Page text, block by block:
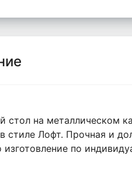
стол на металлическом
стиле Лофт. Прочная и
по